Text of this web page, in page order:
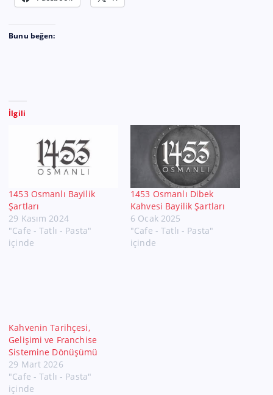
Bunu beğen:
İlgili
1453 Osmanlı Bayilik
Şartları
29 Kasım 2024
"Cafe - Tatlı - Pasta"
içinde
1453 Osmanlı Dibek
Kahvesi Bayilik Şartları
6 Ocak 2025
"Cafe - Tatlı - Pasta"
içinde
Kahvenin Tarihçesi,
Gelişimi ve Franchise
Sistemine Dönüşümü
29 Mart 2026
"Cafe - Tatlı - Pasta"
içinde